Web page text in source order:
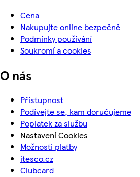
Cena
Nakupujte online bezpečně
Podmínky používání
Soukromí a cookies
O nás
Přístupnost
Podívejte se, kam doručujeme
Poplatek za službu
Nastavení Cookies
Možnosti platby
itesco.cz
Clubcard